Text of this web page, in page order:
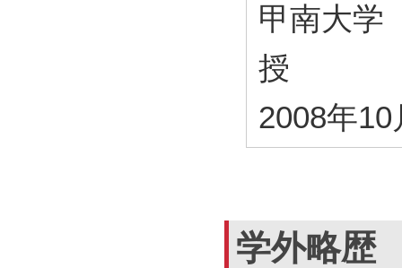
甲南大
授
2008年10
学外略歴